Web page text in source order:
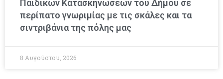
Παιδικών Κατασκηνώσεων του Δήμου σε
περίπατο γνωριμίας με τις σκάλες και τα
σιντριβάνια της πόλης μας
8 Αυγούστου, 2026